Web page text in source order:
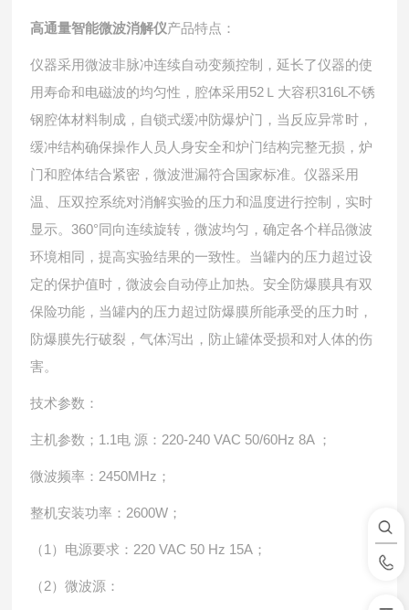
高通量智能微波消解仪产品特点：
仪器采用微波非脉冲连续自动变频控制，延长了仪器的使
用寿命和电磁波的均匀性，腔体采用52Ｌ大容积316L不锈
钢腔体材料制成，自锁式缓冲防爆炉门，当反应异常时，
缓冲结构确保操作人员人身安全和炉门结构完整无损，炉
门和腔体结合紧密，微波泄漏符合国家标准。仪器采用
温、压双控系统对消解实验的压力和温度进行控制，实时
显示。360°同向连续旋转，微波均匀，确定各个样品微波
环境相同，提高实验结果的一致性。当罐内的压力超过设
定的保护值时，微波会自动停止加热。安全防爆膜具有双
保险功能，当罐内的压力超过防爆膜所能承受的压力时，
防爆膜先行破裂，气体泻出，防止罐体受损和对人体的伤
害。
技术参数：
主机参数；1.1电 源：220-240 VAC 50/60Hz 8A ；
微波频率：2450MHz；
整机安装功率：2600W；
（1）电源要求：220 VAC 50 Hz 15A；
（2）微波源：